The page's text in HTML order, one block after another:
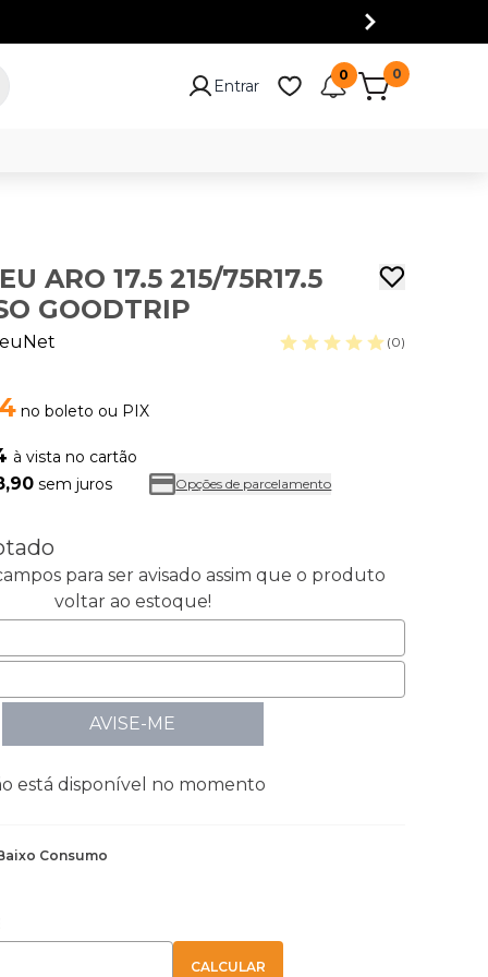
Entrar
0 0
ARO 17.5 215/75R17.5
GOODTRIP
(0)
no boleto ou PIX
à vista no cartão
sem juros Opções de parcelamento
para ser avisado assim que o produto
voltar ao estoque!
AVISE-ME
está disponível no momento
Consumo